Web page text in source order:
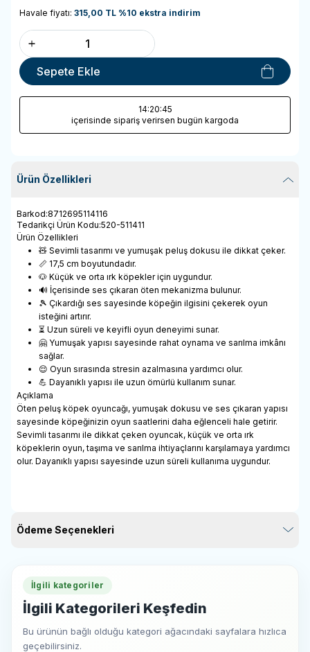
Havale fiyatı: 315,00 TL %10 ekstra indirim
Sepete Ekle
14:20:44
içerisinde sipariş verirsen bugün kargoda
Ürün Özellikleri
Barkod:8712695114116
Tedarikçi Ürün Kodu:520-511411
Ürün Özellikleri
🧸 Sevimli tasarımı ve yumuşak peluş dokusu ile dikkat çeker.
📏 17,5 cm boyutundadır.
🐶 Küçük ve orta ırk köpekler için uygundur.
🔊 İçerisinde ses çıkaran öten mekanizma bulunur.
🎾 Çıkardığı ses sayesinde köpeğin ilgisini çekerek oyun
isteğini artırır.
⏳ Uzun süreli ve keyifli oyun deneyimi sunar.
🤗 Yumuşak yapısı sayesinde rahat oynama ve sarılma imkânı
sağlar.
😌 Oyun sırasında stresin azalmasına yardımcı olur.
💪 Dayanıklı yapısı ile uzun ömürlü kullanım sunar.
Açıklama
Öten peluş köpek oyuncağı, yumuşak dokusu ve ses çıkaran yapısı
sayesinde köpeğinizin oyun saatlerini daha eğlenceli hale getirir.
Sevimli tasarımı ile dikkat çeken oyuncak, küçük ve orta ırk
köpeklerin oyun, taşıma ve sarılma ihtiyaçlarını karşılamaya yardımcı
olur. Dayanıklı yapısı sayesinde uzun süreli kullanıma uygundur.
Ödeme Seçenekleri
İlgili kategoriler
İlgili Kategorileri Keşfedin
Bu ürünün bağlı olduğu kategori ağacındaki sayfalara hızlıca
geçebilirsiniz.